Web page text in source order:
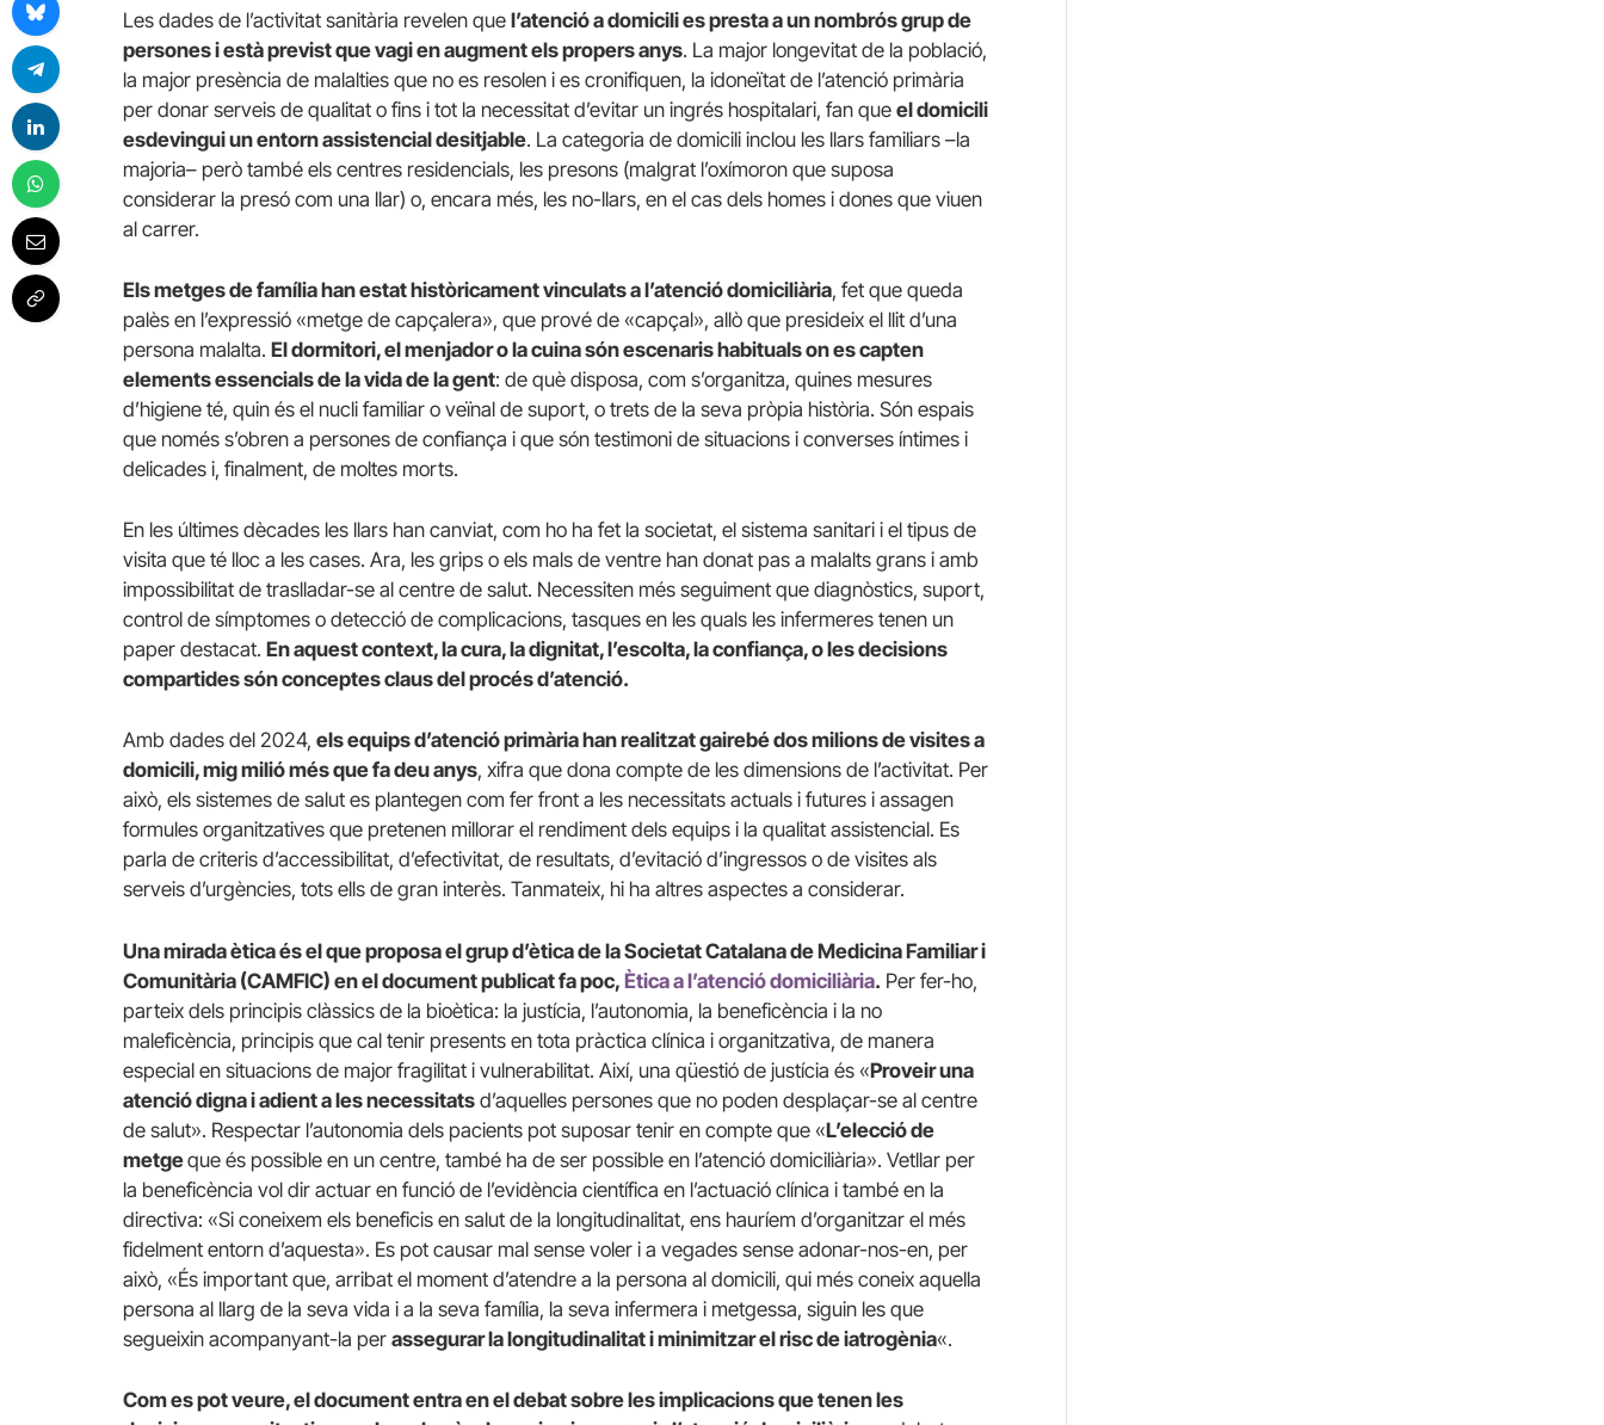
Les dades de l’activitat sanitària revelen que l’atenció a domicili es presta a un nombrós grup de
persones i està previst que vagi en augment els propers anys. La major longevitat de la població,
la major presència de malalties que no es resolen i es cronifiquen, la idoneïtat de l’atenció primària
per donar serveis de qualitat o fins i tot la necessitat d’evitar un ingrés hospitalari, fan que el domicili
esdevingui un entorn assistencial desitjable. La categoria de domicili inclou les llars familiars –la
majoria– però també els centres residencials, les presons (malgrat l’oxímoron que suposa
considerar la presó com una llar) o, encara més, les no-llars, en el cas dels homes i dones que viuen
al carrer.
Els metges de família han estat històricament vinculats a l’atenció domiciliària, fet que queda
palès en l’expressió «metge de capçalera», que prové de «capçal», allò que presideix el llit d’una
persona malalta. El dormitori, el menjador o la cuina són escenaris habituals on es capten
elements essencials de la vida de la gent: de què disposa, com s’organitza, quines mesures
d’higiene té, quin és el nucli familiar o veïnal de suport, o trets de la seva pròpia història. Són espais
que només s’obren a persones de confiança i que són testimoni de situacions i converses íntimes i
delicades i, finalment, de moltes morts.
En les últimes dècades les llars han canviat, com ho ha fet la societat, el sistema sanitari i el tipus de
visita que té lloc a les cases. Ara, les grips o els mals de ventre han donat pas a malalts grans i amb
impossibilitat de traslladar-se al centre de salut. Necessiten més seguiment que diagnòstics, suport,
control de símptomes o detecció de complicacions, tasques en les quals les infermeres tenen un
paper destacat. En aquest context, la cura, la dignitat, l’escolta, la confiança, o les decisions
compartides són conceptes claus del procés d’atenció.
Amb dades del 2024, els equips d’atenció primària han realitzat gairebé dos milions de visites a
domicili, mig milió més que fa deu anys, xifra que dona compte de les dimensions de l’activitat. Per
això, els sistemes de salut es plantegen com fer front a les necessitats actuals i futures i assagen
formules organitzatives que pretenen millorar el rendiment dels equips i la qualitat assistencial. Es
parla de criteris d’accessibilitat, d’efectivitat, de resultats, d’evitació d’ingressos o de visites als
serveis d’urgències, tots ells de gran interès. Tanmateix, hi ha altres aspectes a considerar.
Una mirada ètica és el que proposa el grup d’ètica de la Societat Catalana de Medicina Familiar i
Comunitària (CAMFIC) en el document publicat fa poc, Ètica a l’atenció domiciliària. Per fer-ho,
parteix dels principis clàssics de la bioètica: la justícia, l’autonomia, la beneficència i la no
maleficència, principis que cal tenir presents en tota pràctica clínica i organitzativa, de manera
especial en situacions de major fragilitat i vulnerabilitat. Així, una qüestió de justícia és «Proveir una
atenció digna i adient a les necessitats d’aquelles persones que no poden desplaçar-se al centre
de salut». Respectar l’autonomia dels pacients pot suposar tenir en compte que «L’elecció de
metgeque és possible en un centre, també ha de ser possible en l’atenció domiciliària». Vetllar per
la beneficència vol dir actuar en funció de l’evidència científica en l’actuació clínica i també en la
directiva: «Si coneixem els beneficis en salut de la longitudinalitat, ens hauríem d’organitzar el més
fidelment entorn d’aquesta». Es pot causar mal sense voler i a vegades sense adonar-nos-en, per
això, «És important que, arribat el moment d’atendre a la persona al domicili, qui més coneix aquella
persona al llarg de la seva vida i a la seva família, la seva infermera i metgessa, siguin les que
segueixin acompanyant-la per assegurar la longitudinalitat i minimitzar el risc de iatrogènia«.
Com es pot veure, el document entra en el debat sobre les implicacions que tenen les